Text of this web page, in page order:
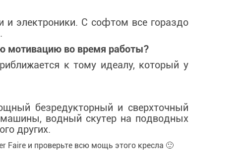
и электроники. С софтом все гораздо
мотивацию во время работы?
к тому идеалу, который у
безредукторный и сверхточный
водный скутер на подводных
других.
Faire и проверьте всю мощь этого кресла 🙂